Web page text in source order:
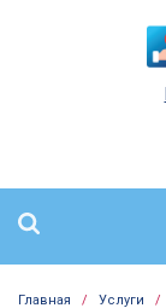
Главная / Услуги /